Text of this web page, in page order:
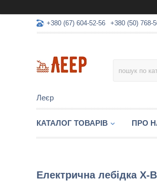
+380 (67) 604-52-56 +380 (50) 768-
Леєр
КАТАЛОГ ТОВАРІВ ПРО
Електрична лебідка X-